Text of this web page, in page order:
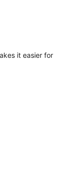
it easier for